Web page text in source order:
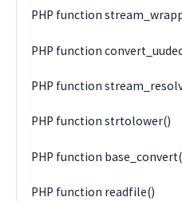
PHP function
PHP function
PHP function
PHP function strtolower()
PHP function
PHP function readfile()